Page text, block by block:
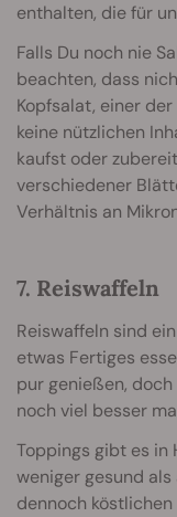
enthalten, die für
Falls Du noch nie
beachten, dass
Kopfsalat, einer
keine nützlichen
kaufst oder
verschiedener
Verhältnis an
7. Reiswaffeln
Reiswaffeln sind
etwas Fertiges
pur genießen,
noch viel besser
Toppings gibt es in
weniger gesund
dennoch